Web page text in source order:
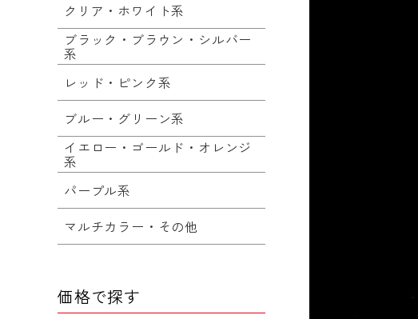
クリア・ホワイト系
ブラック・ブラウン・シルバー
系
レッド・ピンク系
ブルー・グリーン系
イエロー・ゴールド・オレンジ
系
パープル系
マルチカラー・その他
価格で探す